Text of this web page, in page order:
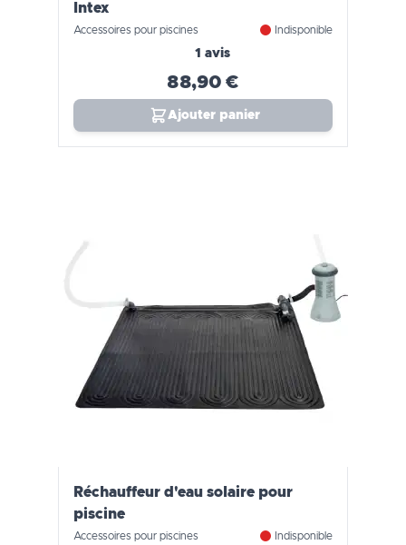
Intex
Accessoires pour piscines Indisponible
1 avis
88,90 €
Ajouter panier
Réchauffeur d'eau solaire pour
piscine
Accessoires pour piscines Indisponible